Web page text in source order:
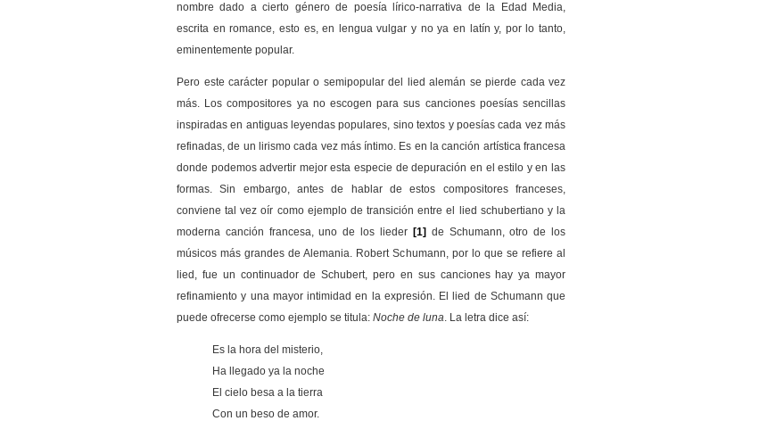
nombre dado a cierto género de poesía lírico-narrativa de la Edad Media,
escrita en romance, esto es, en lengua vulgar y no ya en latín y, por lo tanto,
eminentemente popular.
Pero este carácter popular o semipopular del lied alemán se pierde cada vez
más. Los compositores ya no escogen para sus canciones poesías sencillas
inspiradas en antiguas leyendas populares, sino textos y poesías cada vez más
refinadas, de un lirismo cada vez más íntimo. Es en la canción artística francesa
donde podemos advertir mejor esta especie de depuración en el estilo y en las
formas. Sin embargo, antes de hablar de estos compositores franceses,
conviene tal vez oír como ejemplo de transición entre el lied schubertiano y la
moderna canción francesa, uno de los lieder [1] de Schumann, otro de los
músicos más grandes de Alemania. Robert Schumann, por lo que se refiere al
lied, fue un continuador de Schubert, pero en sus canciones hay ya mayor
refinamiento y una mayor intimidad en la expresión. El lied de Schumann que
puede ofrecerse como ejemplo se titula: Noche de luna. La letra dice así:
Es la hora del misterio,
Ha llegado ya la noche
El cielo besa a la tierra
Con un beso de amor.